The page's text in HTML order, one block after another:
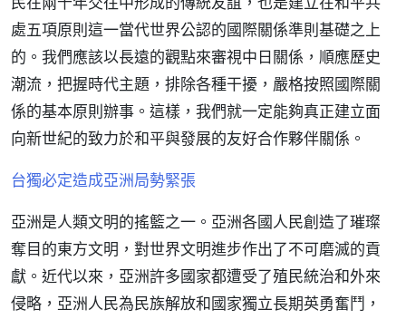
處五項原則這一當代世界公認的國際關係準則基礎之上
的。我們應該以長遠的觀點來審視中日關係，順應歷史
潮流，把握時代主題，排除各種干擾，嚴格按照國際關
係的基本原則辦事。這樣，我們就一定能夠真正建立面
向新世紀的致力於和平與發展的友好合作夥伴關係。
台獨必定造成亞洲局勢緊張
亞洲是人類文明的搖籃之一。亞洲各國人民創造了璀璨
奪目的東方文明，對世界文明進步作出了不可磨滅的貢
獻。近代以來，亞洲許多國家都遭受了殖民統治和外來
侵略，亞洲人民為民族解放和國家獨立長期英勇奮鬥，